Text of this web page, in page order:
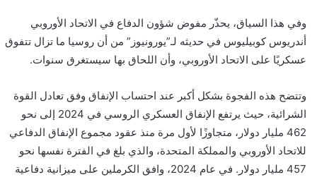
وفي هذا السياق، يحذّر مفوض شؤون الدفاع في الاتحاد الأوروبي
أندريوس كوبيليوس في حديثه لـ”يورونيوز” من أن روسيا ما تزال تتفوق
عسكريًا على الاتحاد الأوروبي، وأن اللحاق بها سيستغرق سنوات.
وتتضح هذه الفجوة بشكل أكبر عند احتساب الإنفاق وفق تعادل القوة
الشرائية، حيث يرتفع الإنفاق العسكري الروسي في 2024 إلى نحو
462 مليار دولار، متجاوزًا لأول مرة منذ عقود مجموع الإنفاق الدفاعي
للاتحاد الأوروبي والمملكة المتحدة، والذي بلغ في الفترة نفسها نحو
457 مليار دولار. في عام 2024، وافق الكرملين على ميزانية دفاعية